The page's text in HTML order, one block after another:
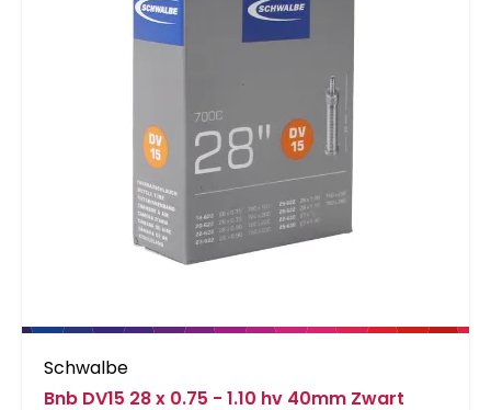
Schwalbe
Bnb DV15 28 x 0.75 - 1.10 hv 40mm Zwart